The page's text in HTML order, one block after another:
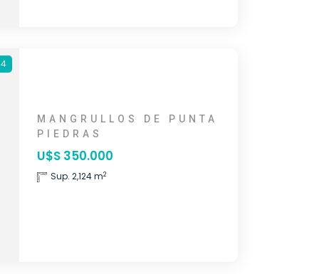
MANGRULLOS DE PUNTA
PIEDRAS
U$S 350.000
Sup. 2,124 m2